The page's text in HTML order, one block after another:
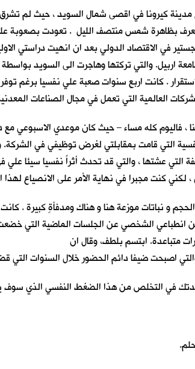
كيرونا في اقصى شمال السويد ، حيث لم
بظاهرة شمس منتصف الليل . تعودت بصعوبة
حيث قدمت اليها في 1998 لا كمال دراسة الماجستير في الاقتصاد
اربيل. والتي تركتها وهاجرت الى السويد
. كانت اربع سنوات صعبة علي نفسيا برغم
العالمية التي تعمل في مجال الصناعات
التي قامت بمقابلتي لغرض توظيفي في
عشتها ، والتي قد تحدث أثراً نفسيا سيئا
كنت مجبرا في نهاية الأمر على الانصياع
نباتات موزعة هنا و هناك ومدفأةٍ كبيرة . كانت
الشخصي عن الجلسات الماضية التي
متباعدة. ابتسم بلطف، وقال ان
اصبحت ضيفاً دائم الحضور خلال السنوات التي
في التخلص من هذا الضغط النفسي الذي سوف